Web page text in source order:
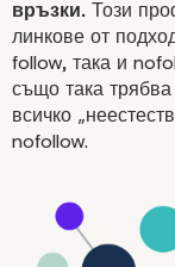
връзки. Този
линкове от
follow, така и
също така
всичко
nofollow.